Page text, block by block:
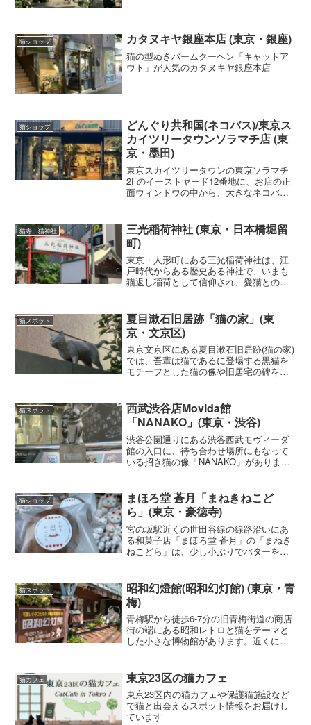
猫ショップ カタヌキヤ銀座本店 (東京・銀座)
猫の型ぬきバームクーヘン「キャットア
ウト」が人気のカタヌキヤ銀座本店
猫ショップ
どんぐり共和国(ネコバス)/東京ス
カイツリータウンソラマチ店 (東
京・墨田)
東京スカイツリータウンの東京ソラマチ
2Fのイーストヤード12番地に、お店の正
面ウィンドウの中から、大きなネコバス
の「ジジ」のキャラクターグッズもたく
さん並んでいます。
猫寺・猫神社
三光稲荷神社 (東京・日本橋堀留
町)
東京・人形町にある三光稲荷神社は、江
戸時代からある歴史ある神社で、いまも
猫返し稲荷として信仰され、愛猫との再
や招き猫がたくさん奉納されています。
猫スポット
夏目漱石旧居跡「猫の家」(東
京・文京区)
東京文京区にある夏目漱石旧居跡(猫の家)
では、吾輩は猫であるに登場する黒猫を
モチーフとした猫の像や旧居宅の碑を見
猫スポット
西武渋谷店Movida館
「NANAKO」(東京・渋谷)
渋谷公園通りにある渋谷西武モヴィーダ
館の入口に、待ち合わせ場所にもなって
いる招き猫の像「NANAKO」がありま
猫ショップ
まほろ堂 蒼月「まねきねこど
ら」(東京・豪徳寺)
宮の坂駅近くの世田谷線の線路沿いにあ
る和菓子店「まほろ堂 蒼月」の「まねき
ねこどら」は、少し小ぶりでバターを使
っています。
猫スポット
昭和幻燈館(昭和幻灯館) (東京・青
梅)
青梅駅から徒歩6-7分の旧青梅街道の商店
街の端にある昭和レトロと猫をテーマと
した小さな博物館があります。近くにあ
猫カフェ 東京23区の猫カフェ
東京23区内の猫カフェや保護猫施設など
で猫と出会えるスポット情報をお届けし
ています